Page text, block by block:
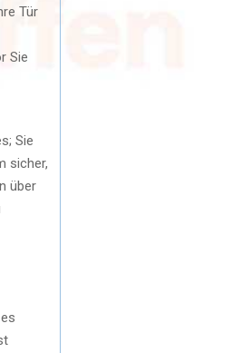
Tür
Sie
Sie
sicher,
über